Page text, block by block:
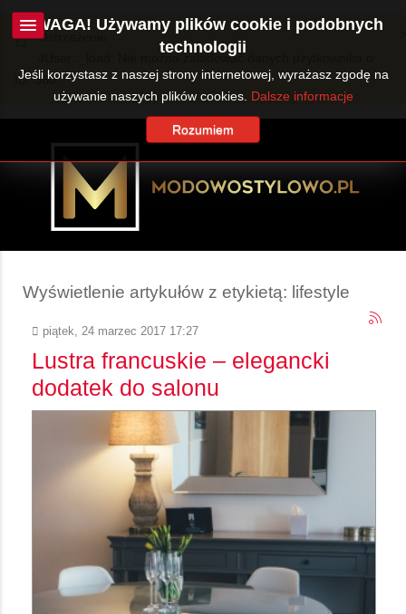
Ostrzeżenie
JUser::_load: Nie można załadować danych użytkownika o
ID: 360.
Wyświetlenie artykułów z etykietą: lifestyle
piątek, 24 marzec 2017 17:27
Lustra francuskie – elegancki
dodatek do salonu
UWAGA! Używamy plików cookie i podobnych
technologii
Jeśli korzystasz z naszej strony internetowej, wyrażasz zgodę na
używanie naszych plików cookies. Dalsze informacje
Rozumiem